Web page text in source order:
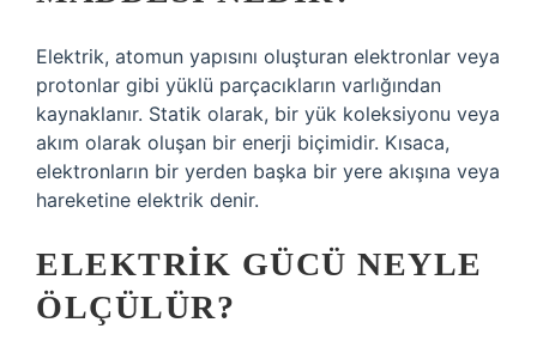
Elektrik, atomun yapısını oluşturan elektronlar veya
protonlar gibi yüklü parçacıkların varlığından
kaynaklanır. Statik olarak, bir yük koleksiyonu veya
akım olarak oluşan bir enerji biçimidir. Kısaca,
elektronların bir yerden başka bir yere akışına veya
hareketine elektrik denir.
ELEKTRIK GÜCÜ NEYLE
ÖLÇÜLÜR?